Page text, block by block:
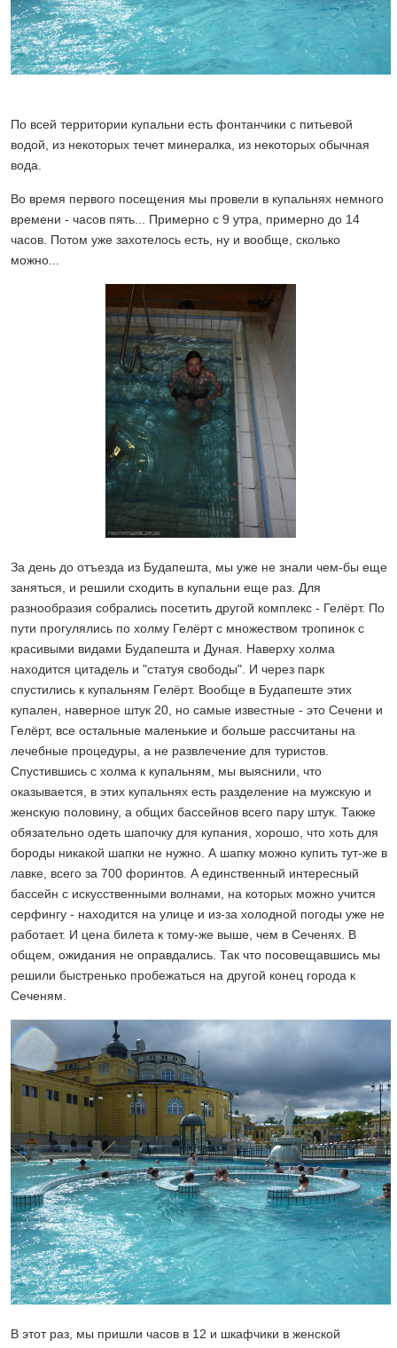
По всей территории купальни есть фонтанчики с питьевой
водой, из некоторых течет минералка, из некоторых обычная
вода.
Во время первого посещения мы провели в купальнях немного
времени - часов пять... Примерно с 9 утра, примерно до 14
часов. Потом уже захотелось есть, ну и вообще, сколько
можно...
За день до отъезда из Будапешта, мы уже не знали чем-бы еще
заняться, и решили сходить в купальни еще раз. Для
разнообразия собрались посетить другой комплекс - Гелёрт. По
пути прогулялись по холму Гелёрт с множеством тропинок с
красивыми видами Будапешта и Дуная. Наверху холма
находится цитадель и "статуя свободы". И через парк
спустились к купальням Гелёрт. Вообще в Будапеште этих
купален, наверное штук 20, но самые известные - это Сечени и
Гелёрт, все остальные маленькие и больше рассчитаны на
лечебные процедуры, а не развлечение для туристов.
Спустившись с холма к купальням, мы выяснили, что
оказывается, в этих купальнях есть разделение на мужскую и
женскую половину, а общих бассейнов всего пару штук. Также
обязательно одеть шапочку для купания, хорошо, что хоть для
бороды никакой шапки не нужно. А шапку можно купить тут-же в
лавке, всего за 700 форинтов. А единственный интересный
бассейн с искусственными волнами, на которых можно учится
серфингу - находится на улице и из-за холодной погоды уже не
работает. И цена билета к тому-же выше, чем в Сеченях. В
общем, ожидания не оправдались. Так что посовещавшись мы
решили быстренько пробежаться на другой конец города к
Сеченям.
В этот раз, мы пришли часов в 12 и шкафчики в женской